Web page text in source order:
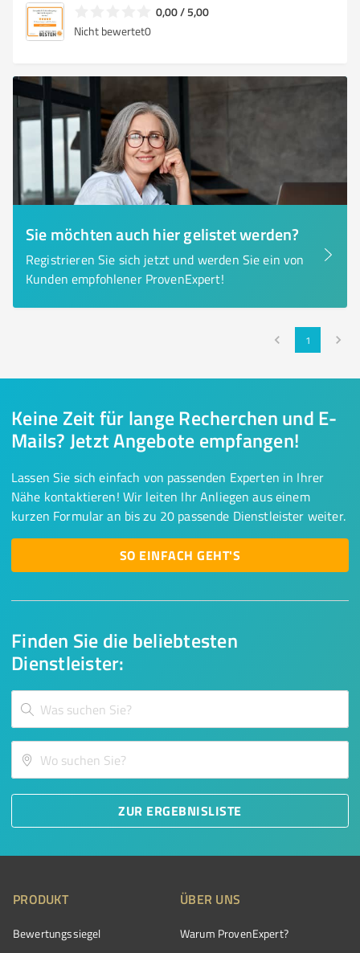
0,00 / 5,00
Nicht bewertet0
Sie möchten auch hier gelistet werden?
Registrieren Sie sich jetzt und werden Sie ein von
Kunden empfohlener ProvenExpert!
1
Finden Sie die beliebtesten
Dienstleister:
ZUR ERGEBNISLISTE
Keine Zeit für lange Recherchen und E-
Mails? Jetzt Angebote empfangen!
Lassen Sie sich einfach von passenden Experten in Ihrer
Nähe kontaktieren! Wir leiten Ihr Anliegen aus einem
kurzen Formular an bis zu 20 passende Dienstleister weiter.
SO EINFACH GEHT'S
PRODUKT
Bewertungssiegel
ÜBER UNS
Warum ProvenExpert?